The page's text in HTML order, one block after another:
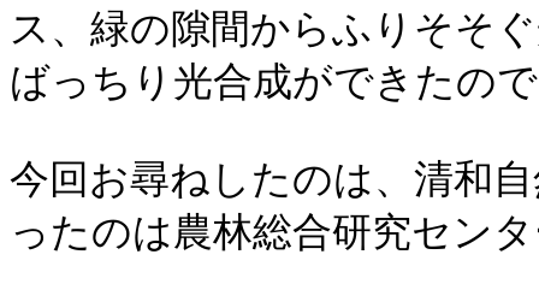
ス、緑の隙間からふりそそ
ばっちり光合成ができたの
今回お尋ねしたのは、清和
ったのは農林総合研究セン